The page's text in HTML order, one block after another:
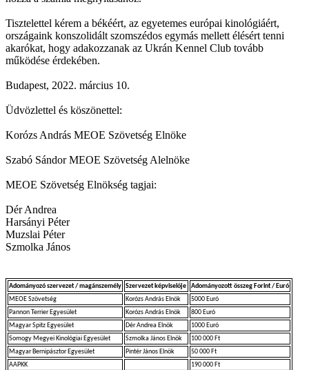
Tisztelettel kérem a békéért, az egyetemes európai kinológiáért,
országaink konszolidált szomszédos egymás mellett élésért tenni
akarókat, hogy adakozzanak az Ukrán Kennel Club tovább
működése érdekében.
Budapest, 2022. március 10.
Üdvözlettel és köszönettel:
Korózs András MEOE Szövetség Elnöke
Szabó Sándor MEOE Szövetség Alelnöke
MEOE Szövetség Elnökség tagjai:
Dér Andrea
Harsányi Péter
Muzslai Péter
Szmolka János
Adományozó szervezet / magánszemély Szervezet képviselője
Adományozott összeg Forint / Euró
MEOE Szövetség
Korózs András Elnök
5000 Euró
Pannon Terrier Egyesület
Korózs András Elnök
800 Euró
Magyar Spitz Egyesület
Dér Andrea Elnök
1000 Euró
Somogy Megyei Kinológiai Egyesület
Szmolka János Elnök
100 000 Ft
Magyar Bernipásztor Egyesület
Pintér János Elnök
50 000 Ft
AAPKK
190 000 Ft